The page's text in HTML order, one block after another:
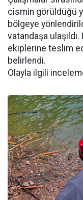
cismin görüldüğü
bölgeye
vatandaşa ulaşıldı.
ekiplerine teslim
belirlendi.
Olayla ilgili